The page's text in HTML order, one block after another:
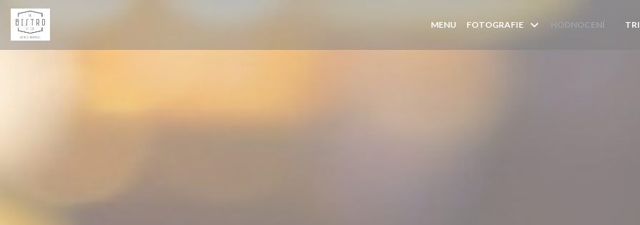
Panel pro správu cookies
MENU FOTOGRAFIE HODNOCENÍ